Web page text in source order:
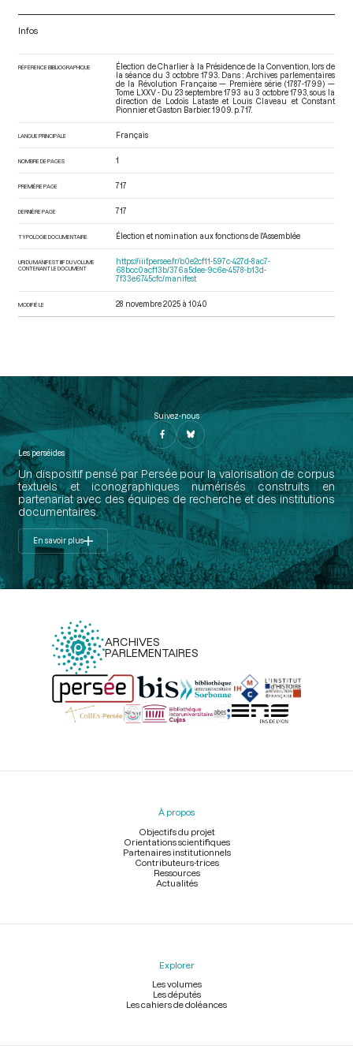
Infos
RÉFÉRENCE BIBLIOGRAPHIQUE
Élection de Charlier à la Présidence de la Convention, lors de
la séance du 3 octobre 1793. Dans : Archives parlementaires
de la Révolution Française — Première série (1787-1799) —
Tome LXXV - Du 23 septembre 1793 au 3 octobre 1793 , sous la
direction de Lodoïs Lataste et Louis Claveau et Constant
Pionnier et Gaston Barbier. 1909. p. 717.
LANGUE PRINCIPALE Français
NOMBRE DE PAGES 1
PREMIÈRE PAGE 717
DERNIÈRE PAGE 717
TYPOLOGIE DOCUMENTAIRE Élection et nomination aux fonctions de l'Assemblée
URI DU MANIFEST IIIF DU VOLUME
CONTENANT LE DOCUMENT
https://iiif.persee.fr/b0e2cf11-597c-427d-8ac7-
68bcc0acf13b/376a5dee-9c6e-4578-b13d-
7f33e6745cfc/manifest
MODIFIÉ LE 28 novembre 2025 à 10:40
Suivez-nous
Les perséides
Un dispositif pensé par Persée pour la valorisation de corpus
textuels et iconographiques numérisés construits en
partenariat avec des équipes de recherche et des institutions
documentaires.
En savoir plus
ARCHIVES
PARLEMENTAIRES
Menu
À propos
Objectifs du projet
Orientations scientifiques
Partenaires institutionnels
Contributeurs-trices
Ressources
Actualités
Explorer
Les volumes
Les députés
Les cahiers de doléances